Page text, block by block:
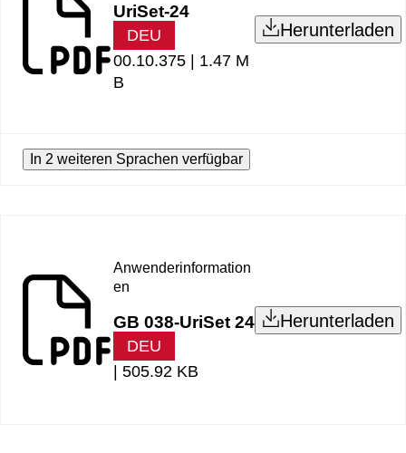
UriSet-24
DEU
00.10.375 | 1.47 M
B
Herunterladen
In 2 weiteren Sprachen verfügbar
Anwenderinformation
en
GB 038-UriSet 24
DEU
505.92 KB
Herunterladen